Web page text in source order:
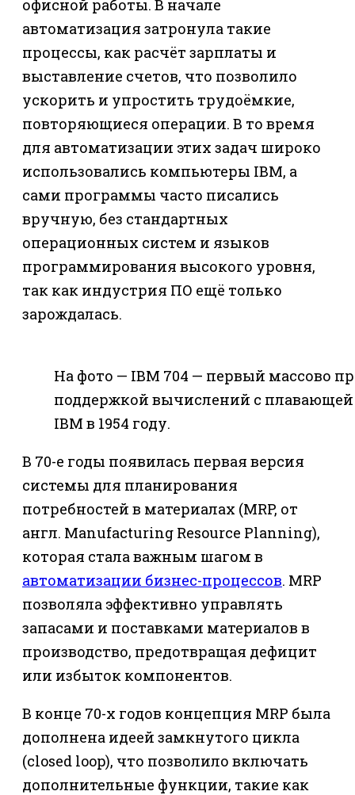
офисной работы. В начале
автоматизация затронула такие
процессы, как расчёт зарплаты и
выставление счетов, что позволило
ускорить и упростить трудоёмкие,
повторяющиеся операции. В то время
для автоматизации этих задач широко
использовались компьютеры IBM, а
сами программы часто писались
вручную, без стандартных
операционных систем и языков
программирования высокого уровня,
так как индустрия ПО ещё только
зарождалась.
На фото — IBM 704 — первый массово
поддержкой вычислений с
IBM в 1954 году.
В 70-е годы появилась первая версия
системы для планирования
потребностей в материалах (MRP, от
англ. Manufacturing Resource Planning),
которая стала важным шагом в
автоматизации бизнес-процессов. MRP
позволяла эффективно управлять
запасами и поставками материалов в
производство, предотвращая дефицит
или избыток компонентов.
В конце 70-х годов концепция MRP была
дополнена идеей замкнутого цикла
(closed loop), что позволило включать
дополнительные функции, такие как